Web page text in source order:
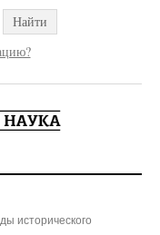
Найти
исторического